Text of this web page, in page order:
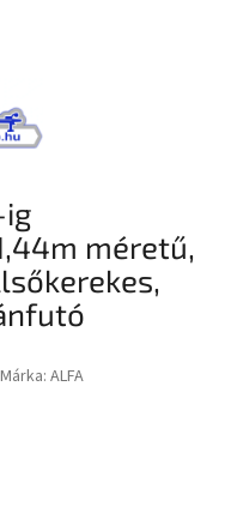
ig
méretű,
Márka: ALFA